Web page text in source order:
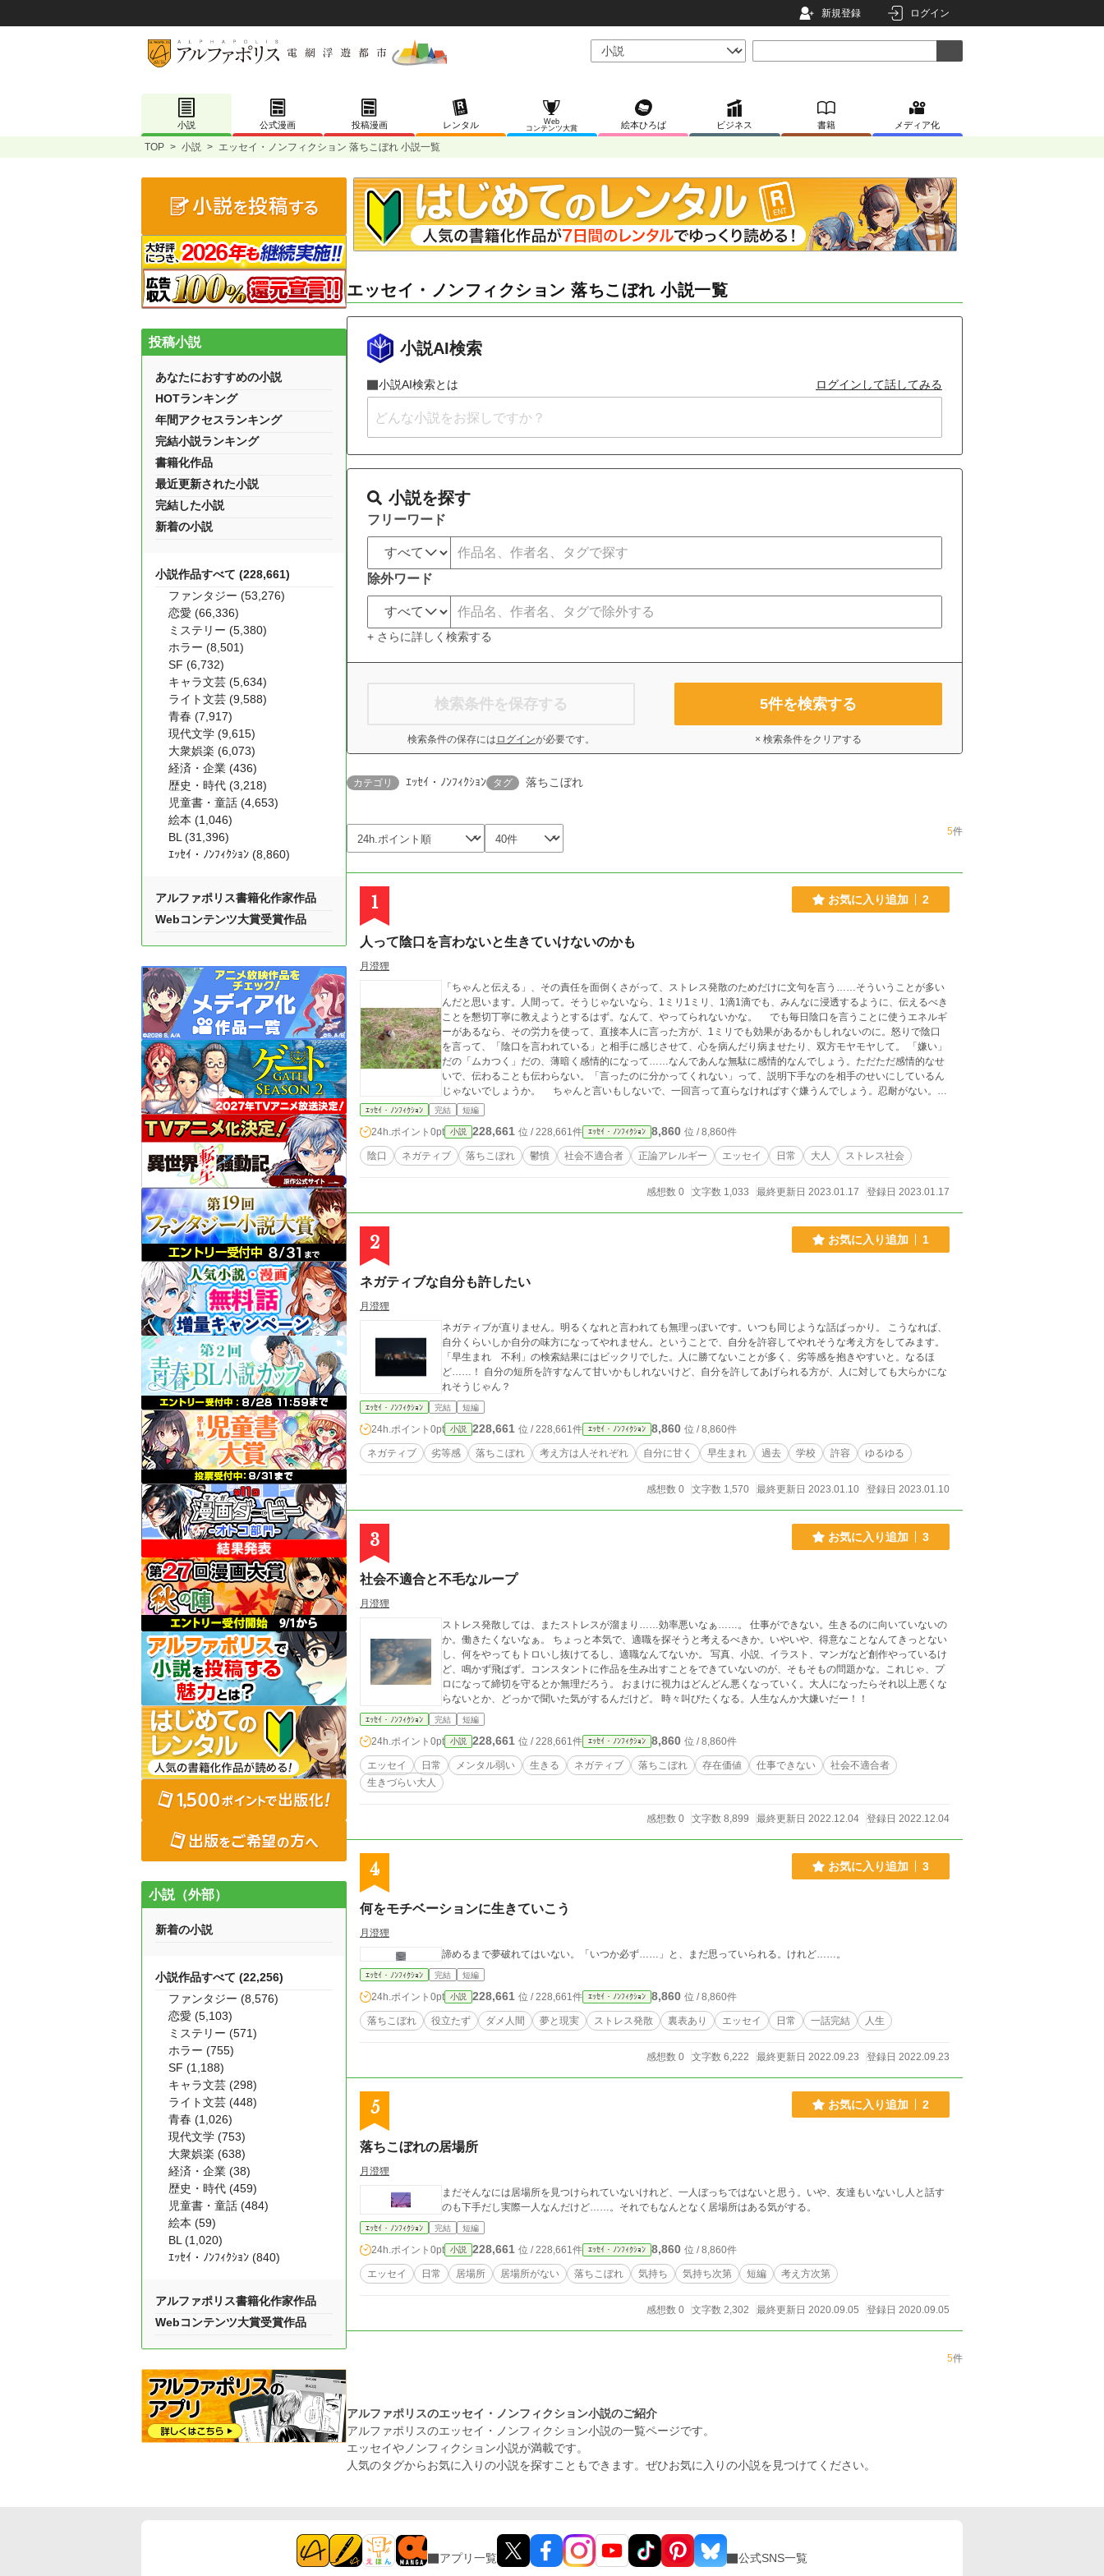
新規登録 ログイン
小説 公式漫画 投稿漫画 レンタル
Web
コンテンツ大賞
絵本ひろば ビジネス 書籍 メディア化
TOP > 小説 > エッセイ・ノンフィクション 落ちこぼれ 小説一覧
エッセイ・ノンフィクション 落ちこぼれ 小説一覧
小説AI検索
小説AI検索とは ログインして話してみる
小説を探す
フリーワード
除外ワード
+ さらに詳しく検索する
検索条件を保存する
検索条件の保存には ログインが必要です。
5件を検索する
× 検索条件をクリアする
カテゴリ ｴｯｾｲ・ﾉﾝﾌｨｸｼｮﾝ タグ 落ちこぼれ
5件
1 お気に入り追加 2
人って陰口を言わないと生きていけないのかも
月澄狸
「ちゃんと伝える」、その責任を面倒くさがって、ストレス発散のためだけに文句を言う……そういうことが多い
んだと思います。人間って。そうじゃないなら、1ミリ1ミリ、1滴1滴でも、みんなに浸透するように、伝えるべき
ことを懇切丁寧に教えようとするはず。なんて、やってられないかな。 でも毎日陰口を言うことに使うエネルギ
ーがあるなら、その労力を使って、直接本人に言った方が、1ミリでも効果があるかもしれないのに。怒りで陰口
を言って、「陰口を言われている」と相手に感じさせて、心を病んだり病ませたり、双方モヤモヤして。 「嫌い」
だの「ムカつく」だの、薄暗く感情的になって……なんであんな無駄に感情的なんでしょう。ただただ感情的なせ
いで、伝わることも伝わらない。「言ったのに分かってくれない」って、説明下手なのを相手のせいにしているん
じゃないでしょうか。 ちゃんと言いもしないで、一回言って直らなければすぐ嫌うんでしょう。忍耐がない。そ
のくせ毎日文句を言い続ける継続力と、時間とエネルギーはあるなんて……。なんか無駄遣いな気がします。 伝
うになったね～」って喜びながら育ててあげたらいいのに。それを楽しみには……できないでしょうか。そう思う
私が、世の中ナメすぎなのでしょうか。 結局人間性より育成力より、「仕事できるかできないか」、それが一番
なのですかね……。課題を伝えて良くする気なんかまったくないまま、人を悪人扱いするんでしょう。 ……っ
ぽどたちが悪いですね。これだって陰口です。一緒です。
ｴｯｾｲ・ﾉﾝﾌｨｸｼｮﾝ 完結 短編
24h.ポイント 0pt 小説 228,661 位 / 228,661件 ｴｯｾｲ・ﾉﾝﾌｨｸｼｮﾝ 8,860 位 / 8,860件
陰口 ネガティブ 落ちこぼれ 鬱憤 社会不適合者 正論アレルギー エッセイ 日常 大人 ストレス社会
感想数 0 文字数 1,033 最終更新日 2023.01.17 登録日 2023.01.17
2 お気に入り追加 1
ネガティブな自分も許したい
月澄狸
ネガティブが直りません。明るくなれと言われても無理っぽいです。いつも同じような話ばっかり。 こうなれば、
自分くらいしか自分の味方になってやれません。ということで、自分を許容してやれそうな考え方をしてみます。
「早生まれ 不利」の検索結果にはビックリでした。人に勝てないことが多く、劣等感を抱きやすいと。なるほ
ど……！ 自分の短所を許すなんて甘いかもしれないけど、自分を許してあげられる方が、人に対しても大らかにな
れそうじゃん？
ｴｯｾｲ・ﾉﾝﾌｨｸｼｮﾝ 完結 短編
24h.ポイント 0pt 小説 228,661 位 / 228,661件 ｴｯｾｲ・ﾉﾝﾌｨｸｼｮﾝ 8,860 位 / 8,860件
ネガティブ 劣等感 落ちこぼれ 考え方は人それぞれ 自分に甘く 早生まれ 過去 学校 許容 ゆるゆる
感想数 0 文字数 1,570 最終更新日 2023.01.10 登録日 2023.01.10
3 お気に入り追加 3
社会不適合と不毛なループ
月澄狸
ストレス発散しては、またストレスが溜まり……効率悪いなぁ……。 仕事ができない。生きるのに向いていないの
か。働きたくないなぁ。 ちょっと本気で、適職を探そうと考えるべきか。いやいや、得意なことなんてきっとない
し、何をやってもトロいし抜けてるし、適職なんてないか。 写真、小説、イラスト、マンガなど創作やっているけ
ど、鳴かず飛ばず。コンスタントに作品を生み出すことをできていないのが、そもそもの問題かな。これじゃ、プ
ロになって締切を守るとか無理だろう。 おまけに視力はどんどん悪くなっていく。大人になったらそれ以上悪くな
らないとか、どっかで聞いた気がするんだけど。 時々叫びたくなる。人生なんか大嫌いだー！！
ｴｯｾｲ・ﾉﾝﾌｨｸｼｮﾝ 完結 短編
24h.ポイント 0pt 小説 228,661 位 / 228,661件 ｴｯｾｲ・ﾉﾝﾌｨｸｼｮﾝ 8,860 位 / 8,860件
エッセイ 日常 メンタル弱い 生きる ネガティブ 落ちこぼれ 存在価値 仕事できない
社会不適合者
生きづらい大人
感想数 0 文字数 8,899 最終更新日 2022.12.04 登録日 2022.12.04
4 お気に入り追加 3
何をモチベーションに生きていこう
月澄狸
諦めるまで夢破れてはいない。「いつか必ず……」と、まだ思っていられる。けれど……。
ｴｯｾｲ・ﾉﾝﾌｨｸｼｮﾝ 完結 短編
24h.ポイント 0pt 小説 228,661 位 / 228,661件 ｴｯｾｲ・ﾉﾝﾌｨｸｼｮﾝ 8,860 位 / 8,860件
落ちこぼれ 役立たず ダメ人間 夢と現実 ストレス発散 裏表あり エッセイ 日常 一話完結 人生
感想数 0 文字数 6,222 最終更新日 2022.09.23 登録日 2022.09.23
5 お気に入り追加 2
落ちこぼれの居場所
月澄狸
まだそんなには居場所を見つけられていないけれど、一人ぼっちではないと思う。いや、友達もいないし人と話す
のも下手だし実際一人なんだけど……。それでもなんとなく居場所はある気がする。
ｴｯｾｲ・ﾉﾝﾌｨｸｼｮﾝ 完結 短編
24h.ポイント 0pt 小説 228,661 位 / 228,661件 ｴｯｾｲ・ﾉﾝﾌｨｸｼｮﾝ 8,860 位 / 8,860件
エッセイ 日常 居場所 居場所がない 落ちこぼれ 気持ち 気持ち次第 短編 考え方次第
感想数 0 文字数 2,302 最終更新日 2020.09.05 登録日 2020.09.05
5件
アルファポリスのエッセイ・ノンフィクション小説のご紹介
アルファポリスのエッセイ・ノンフィクション小説の一覧ページです。
エッセイやノンフィクション小説が満載です。
人気のタグからお気に入りの小説を探すこともできます。ぜひお気に入りの小説を見つけてください。
投稿小説
あなたにおすすめの小説
HOTランキング
年間アクセスランキング
完結小説ランキング
書籍化作品
最近更新された小説
完結した小説
新着の小説
小説作品すべて (228,661)
ファンタジー (53,276)
恋愛 (66,336)
ミステリー (5,380)
ホラー (8,501)
SF (6,732)
キャラ文芸 (5,634)
ライト文芸 (9,588)
青春 (7,917)
現代文学 (9,615)
大衆娯楽 (6,073)
経済・企業 (436)
歴史・時代 (3,218)
児童書・童話 (4,653)
絵本 (1,046)
BL (31,396)
ｴｯｾｲ・ﾉﾝﾌｨｸｼｮﾝ (8,860)
アルファポリス書籍化作家作品
Webコンテンツ大賞受賞作品
小説（外部）
新着の小説
小説作品すべて (22,256)
ファンタジー (8,576)
恋愛 (5,103)
ミステリー (571)
ホラー (755)
SF (1,188)
キャラ文芸 (298)
ライト文芸 (448)
青春 (1,026)
現代文学 (753)
大衆娯楽 (638)
経済・企業 (38)
歴史・時代 (459)
児童書・童話 (484)
絵本 (59)
BL (1,020)
ｴｯｾｲ・ﾉﾝﾌｨｸｼｮﾝ (840)
アルファポリス書籍化作家作品
Webコンテンツ大賞受賞作品
アプリ一覧 公式SNS一覧